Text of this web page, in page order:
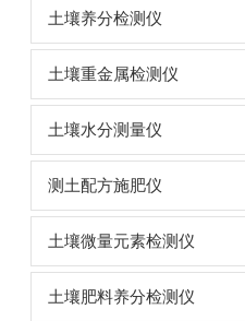
土壤养分检测仪
土壤重金属检测仪
土壤水分测量仪
测土配方施肥仪
土壤微量元素检测仪
土壤肥料养分检测仪